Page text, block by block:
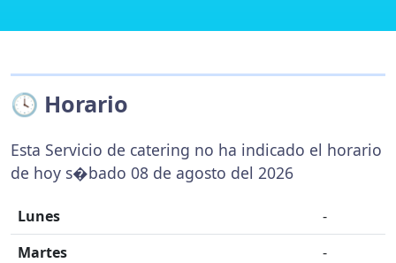
🕓 Horario
Esta Servicio de catering no ha indicado el horario
de hoy s�bado 08 de agosto del 2026
Lunes
-
Martes
-